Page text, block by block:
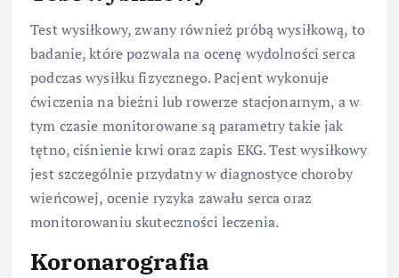
Test wysiłkowy, zwany również próbą wysiłkową, to
badanie, które pozwala na ocenę wydolności serca
podczas wysiłku fizycznego. Pacjent wykonuje
ćwiczenia na bieżni lub rowerze stacjonarnym, a w
tym czasie monitorowane są parametry takie jak
tętno, ciśnienie krwi oraz zapis EKG. Test wysiłkowy
jest szczególnie przydatny w diagnostyce choroby
wieńcowej, ocenie ryzyka zawału serca oraz
monitorowaniu skuteczności leczenia.
Koronarografia